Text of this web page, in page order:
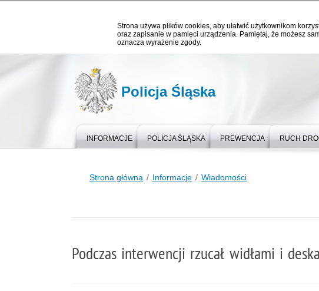
Strona używa plików cookies, aby ułatwić użytkownikom
oraz zapisanie w pamięci urządzenia. Pamiętaj, że możesz
oznacza wyrażenie zgody.
Policja Śląska
INFORMACJE POLICJA ŚLĄSKA PREWENCJA RUCH
Strona główna Informacje Wiadomości
Podczas interwencji rzucał widłami i